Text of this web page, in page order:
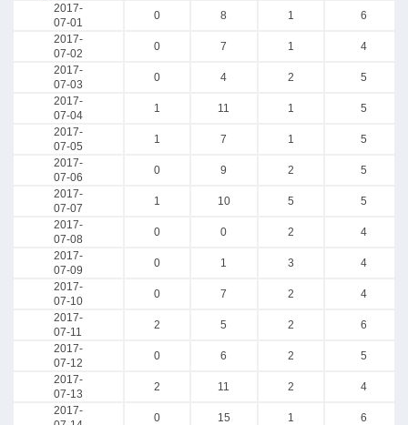
2017-
07-01
0 8 1
6
2017-
07-02
0 7 1
4
2017-
07-03
0 4 2
5
2017-
07-04
1 11 1
5
2017-
07-05
1 7 1
5
2017-
07-06
0 9 2
5
2017-
07-07
1 10 5
5
2017-
07-08
0 0 2
4
2017-
07-09
0 1 3
4
2017-
07-10
0 7 2
4
2017-
07-11
2 5 2
6
2017-
07-12
0 6 2
5
2017-
07-13
2 11 2
4
2017-
0 15 1
6